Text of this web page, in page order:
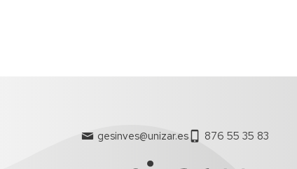
gesinves@unizar.es 876 55 35 83